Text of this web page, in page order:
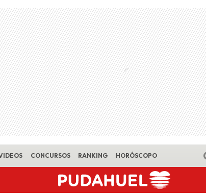
CONCURSOS RANKING HORÓSCOPO